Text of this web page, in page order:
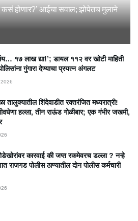
कसं होणार?’ आईचा सवाल; झोपेतच मुलाने
१७ लाख द्या!’; डायल ११२ वर खोटी माहिती
गुंगारा देण्याचा प्रयत्न अंगलट
तालुक्यातील शिंदेवाडीत रक्तरंजित मध्यरात्री!
हल्ला, तीन राऊंड गोळीबार; एक गंभीर जखमी,
कारवाई की जप्त रकमेवरच डल्ला ? नऱ्हे
राजगड पोलीस ठाण्यातील दोन पोलीस कर्मचारी